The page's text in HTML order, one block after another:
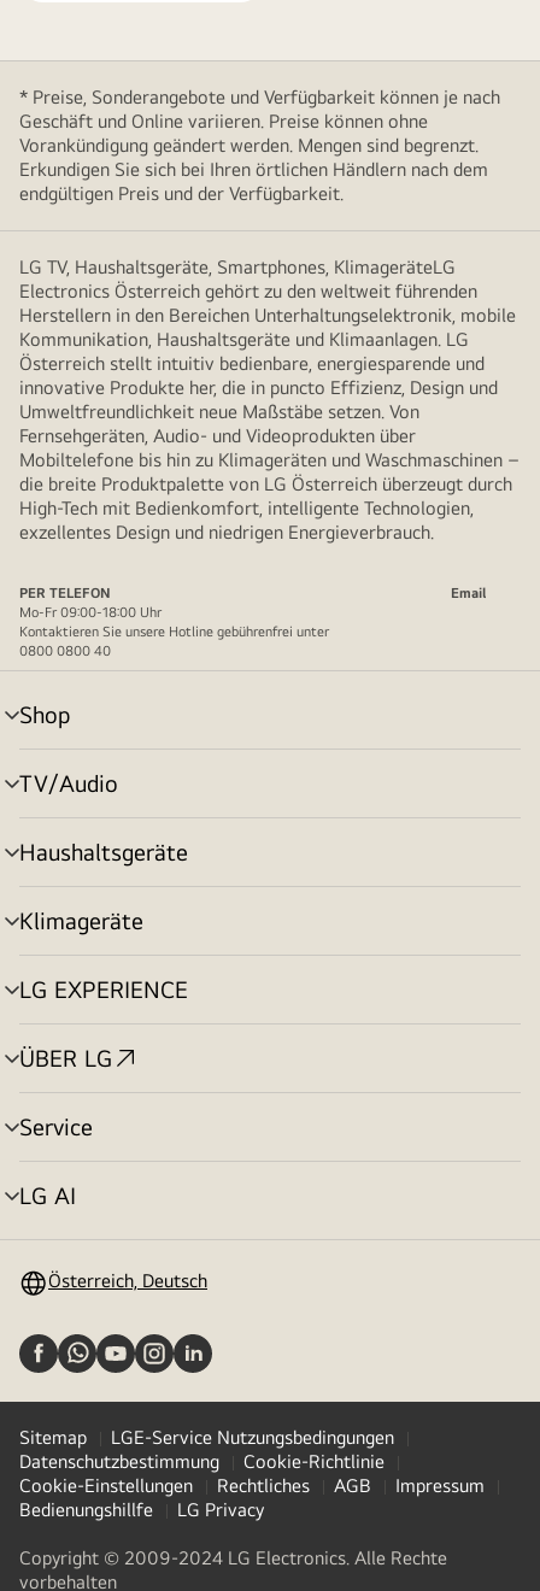
* Preise, Sonderangebote und Verfügbarkeit können je nach
Geschäft und Online variieren. Preise können ohne
Vorankündigung geändert werden. Mengen sind begrenzt.
Erkundigen Sie sich bei Ihren örtlichen Händlern nach dem
endgültigen Preis und der Verfügbarkeit.
LG TV, Haushaltsgeräte, Smartphones, KlimageräteLG
Electronics Österreich gehört zu den weltweit führenden
Herstellern in den Bereichen Unterhaltungselektronik, mobile
Kommunikation, Haushaltsgeräte und Klimaanlagen. LG
Österreich stellt intuitiv bedienbare, energiesparende und
innovative Produkte her, die in puncto Effizienz, Design und
Umweltfreundlichkeit neue Maßstäbe setzen. Von
Fernsehgeräten, Audio- und Videoprodukten über
Mobiltelefone bis hin zu Klimageräten und Waschmaschinen –
die breite Produktpalette von LG Österreich überzeugt durch
High-Tech mit Bedienkomfort, intelligente Technologien,
exzellentes Design und niedrigen Energieverbrauch.
PER TELEFON
Email
Mo-Fr 09:00-18:00 Uhr
Kontaktieren Sie unsere Hotline gebührenfrei unter
0800 0800 40
Shop
Menü
umschalten
TV/Audio
Menü
umschalten
Haushaltsgeräte
Menü
umschalten
Klimageräte
Menü
umschalten
LG EXPERIENCE
Menü
umschalten
ÜBER LG
Menü
umschalten
Service
Menü
umschalten
LG AI
Menü
Österreich, Deutsch
Sitemap
LGE-Service Nutzungsbedingungen
Datenschutzbestimmung
Cookie-Richtlinie
Cookie-Einstellungen
Rechtliches AGB
Impressum
Bedienungshillfe
LG Privacy
Copyright © 2009-2024 LG Electronics. Alle Rechte
vorbehalten